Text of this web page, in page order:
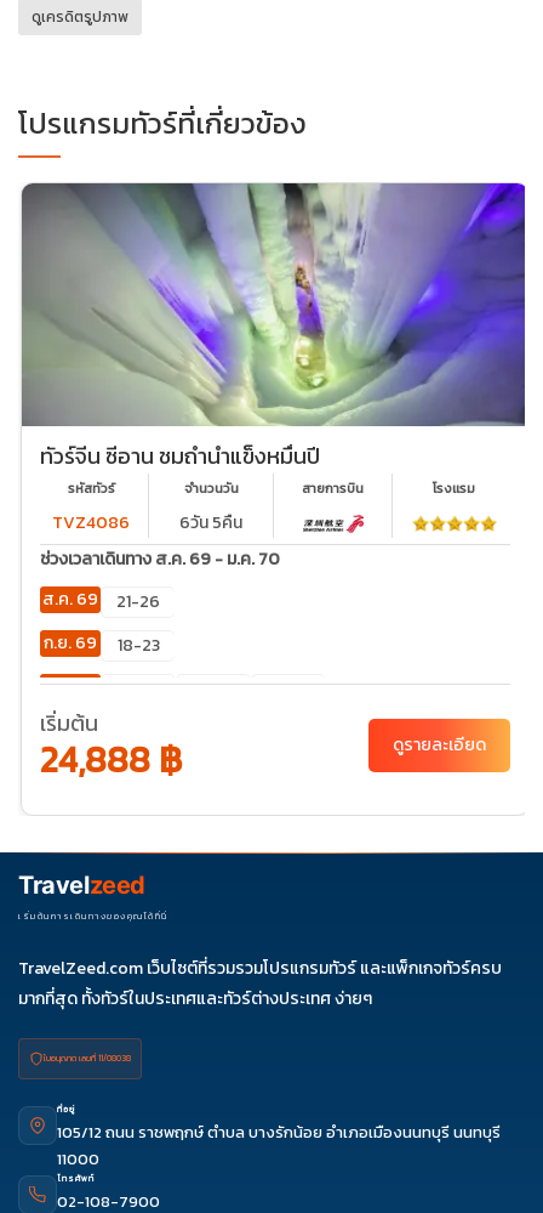
ดูเครดิตรูปภาพ
โปรแกรมทัวร์ที่เกี่ยวข้อง
ทัวร์จีน ซีอาน ชมถ้ำน้ำแข็งหมื่นปี
รหัสทัวร์
TVZ4086
จำนวนวัน
6วัน 5คืน
สายการบิน โรงเเรม
ช่วงเวลาเดินทาง ส.ค. 69 - ม.ค. 70
ส.ค. 69
21-26
ก.ย. 69
18-23
ต.ค. 69
02-
23-28
30-
พ.ย. 69
20-
ม.ค. 70
01-06
เริ่มต้น
24,888 ฿ ดูรายละเอียด
Travelzeed
เริ่มต้นการเดินทางของคุณได้ที่นี่
TravelZeed.com เว็บไซต์ที่รวมรวมโปรแกรมทัวร์ และแพ็กเกจทัวร์ครบ
มากที่สุด ทั้งทัวร์ในประเทศและทัวร์ต่างประเทศ ง่ายๆ
ใบอนุญาต เลขที่ 11/08038
ที่อยู่
105/12 ถนน ราชพฤกษ์ ตำบล บางรักน้อย อำเภอเมืองนนทบุรี นนทบุรี
11000
โทรศัพท์
02-108-7900